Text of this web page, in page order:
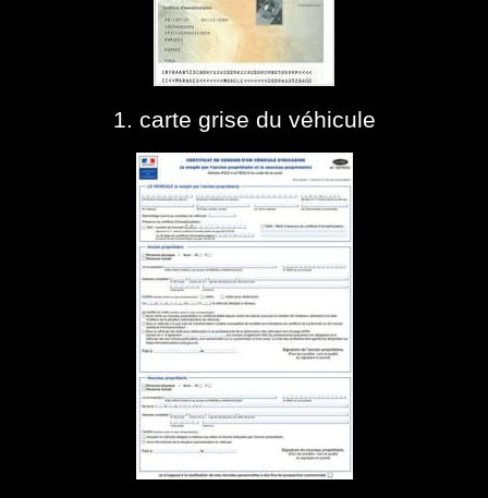
1. carte grise du véhicule